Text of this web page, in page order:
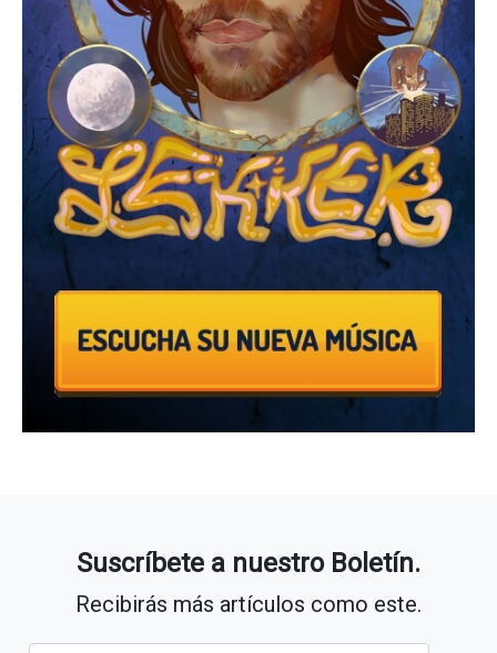
Suscríbete a nuestro Boletín.
Recibirás más artículos como este.